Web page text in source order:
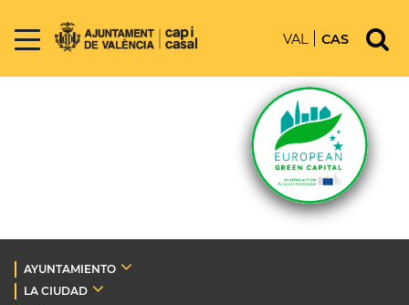
VAL CAS
AYUNTAMIENTO
LA CIUDAD